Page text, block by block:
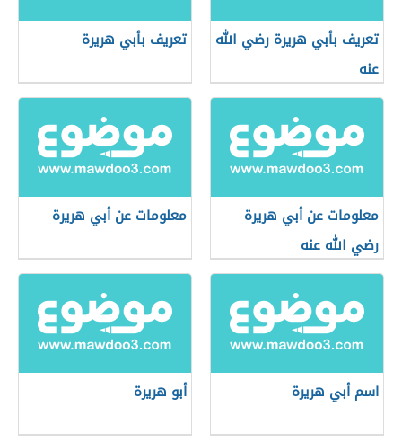
تعريف بأبي هريرة رضي الله
عنه
تعريف بأبي هريرة
معلومات عن أبي هريرة
رضي الله عنه
معلومات عن أبي هريرة
اسم أبي هريرة أبو هريرة